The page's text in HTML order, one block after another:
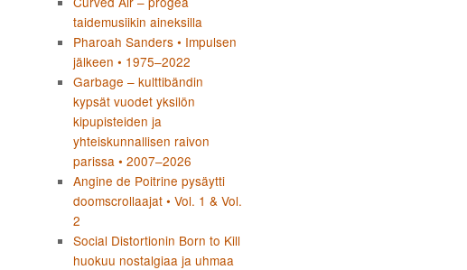
taidemusiikin aineksilla
Pharoah Sanders • Impulsen
jälkeen • 1975–2022
Garbage – kulttibändin
kypsät vuodet yksilön
kipupisteiden ja
yhteiskunnallisen raivon
parissa • 2007–2026
Angine de Poitrine pysäytti
doomscrollaajat • Vol. 1 & Vol.
2
Social Distortionin Born to Kill
huokuu nostalgiaa ja uhmaa